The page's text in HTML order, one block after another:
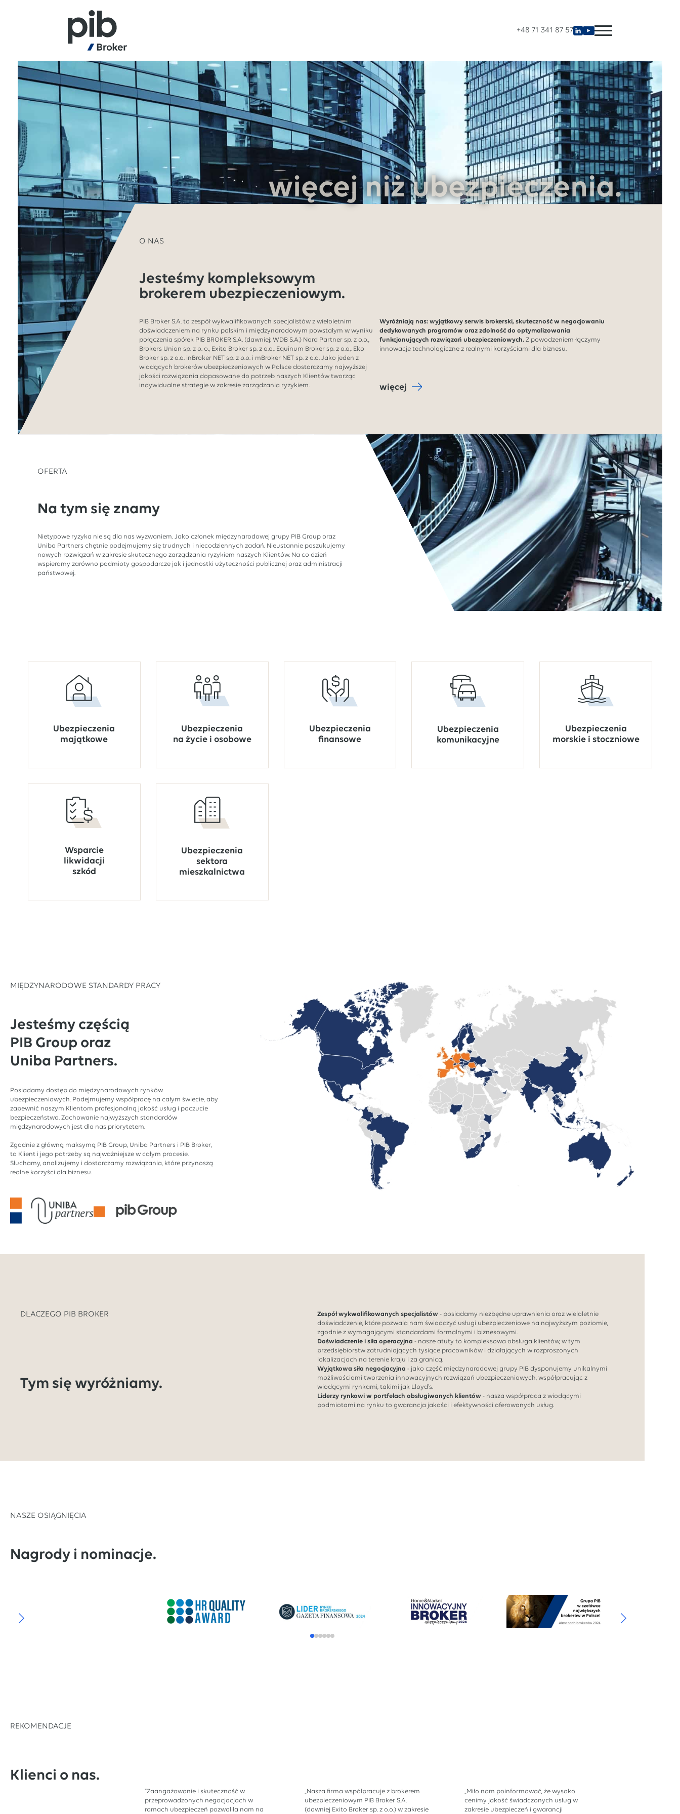
+48 71 341 87 57
więcej niż ubezpieczenia.
O NAS
Jesteśmy kompleksowym
brokerem ubezpieczeniowym.
PIB Broker S.A. to zespół wykwalifikowanych specjalistów z wieloletnim
doświadczeniem na rynku polskim i międzynarodowym powstałym w wyniku
połączenia spółek PIB BROKER S.A. (dawniej: WDB S.A.) Nord Partner sp. z o.o.,
Brokers Union sp. z o. o., Exito Broker sp. z o.o., Equinum Broker sp. z o.o., Eko
Broker sp. z o.o. inBroker NET sp. z o.o. i mBroker NET sp. z o.o. Jako jeden z
wiodących brokerów ubezpieczeniowych w Polsce dostarczamy najwyższej
jakości rozwiązania dopasowane do potrzeb naszych Klientów tworząc
indywidualne strategie w zakresie zarządzania ryzykiem.
Wyróżniają nas: wyjątkowy serwis brokerski, skuteczność w negocjowaniu
dedykowanych programów oraz zdolność do optymalizowania
funkcjonujących rozwiązań ubezpieczeniowych.Z powodzeniem łączymy
innowacje technologiczne z realnymi korzyściami dla biznesu.
więcej
OFERTA
Na tym się znamy
Nietypowe ryzyka nie są dla nas wyzwaniem. Jako członek międzynarodowej grupy PIB Group oraz
Uniba Partners chętnie podejmujemy się trudnych i niecodziennych zadań. Nieustannie poszukujemy
nowych rozwiązań w zakresie skutecznego zarządzania ryzykiem naszych Klientów. Na co dzień
wspieramy zarówno podmioty gospodarcze jak i jednostki użyteczności publicznej oraz administracji
państwowej.
Ubezpieczenia
majątkowe
Ubezpieczenia
na życie i osobowe
Ubezpieczenia
finansowe
Ubezpieczenia
komunikacyjne
Ubezpieczenia
morskie i stoczniowe
Wsparcie
likwidacji
szkód
Ubezpieczenia
sektora
mieszkalnictwa
MIĘDZYNARODOWE STANDARDY PRACY
Jesteśmy częścią
PIB Group oraz
Uniba Partners.
Posiadamy dostęp do międzynarodowych rynków
ubezpieczeniowych. Podejmujemy współpracę na całym świecie, aby
zapewnić naszym Klientom profesjonalną jakość usług i poczucie
bezpieczeństwa. Zachowanie najwyższych standardów
międzynarodowych jest dla nas priorytetem.
Zgodnie z główną maksymą PIB Group, Uniba Partners i PIB Broker,
to Klient i jego potrzeby są najważniejsze w całym procesie.
Słuchamy, analizujemy i dostarczamy rozwiązania, które przynoszą
realne korzyści dla biznesu.
DLACZEGO PIB BROKER
Tym się wyróżniamy.
Zespół wykwalifikowanych specjalistów - posiadamy niezbędne uprawnienia oraz wieloletnie
doświadczenie, które pozwala nam świadczyć usługi ubezpieczeniowe na najwyższym poziomie,
zgodnie z wymagającymi standardami formalnymi i biznesowymi.
Doświadczenie i siła operacyjna - nasze atuty to kompleksowa obsługa klientów, w tym
przedsiębiorstw zatrudniających tysiące pracowników i działających w rozproszonych
lokalizacjach na terenie kraju i za granicą.
Wyjątkowa siła negocjacyjna - jako część międzynarodowej grupy PIB dysponujemy unikalnymi
możliwościami tworzenia innowacyjnych rozwiązań ubezpieczeniowych, współpracując z
wiodącymi rynkami, takimi jak Lloyd's.
Liderzy rynkowi w portfelach obsługiwanych klientów - nasza współpraca z wiodącymi
podmiotami na rynku to gwarancja jakości i efektywności oferowanych usług.
NASZE OSIĄGNIĘCIA
Nagrody i nominacje.
REKOMENDACJE
Klienci o nas.
“Zaangażowanie i skuteczność w
przeprowadzonych negocjacjach w
ramach ubezpieczeń pozwoliła nam na
„Nasza firma współpracuje z brokerem
ubezpieczeniowym PIB Broker S.A.
(dawniej Exito Broker sp. z o.o.) w zakresie
„Miło nam poinformować, że wysoko
cenimy jakość świadczonych usług w
zakresie ubezpieczeń i gwarancji